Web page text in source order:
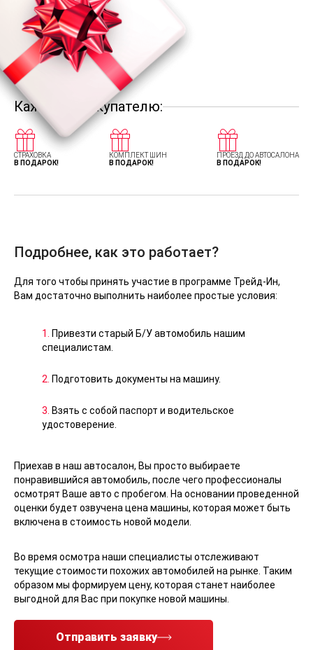
Каждому покупателю:
СТРАХОВКА
В ПОДАРОК!
КОМПЛЕКТ ШИН
В ПОДАРОК!
ПРОЕЗД ДО АВТОСАЛОНА
В ПОДАРОК!
Подробнее, как это работает?
Для того чтобы принять участие в программе Трейд-Ин,
Вам достаточно выполнить наиболее простые условия:
1.
Привезти старый Б/У автомобиль нашим
специалистам.
2. Подготовить документы на машину.
3. Взять с собой паспорт и водительское
удостоверение.
Приехав в наш автосалон, Вы просто выбираете
понравившийся автомобиль, после чего профессионалы
осмотрят Ваше авто с пробегом. На основании проведенной
оценки будет озвучена цена машины, которая может быть
включена в стоимость новой модели.
Во время осмотра наши специалисты отслеживают
текущие стоимости похожих автомобилей на рынке. Таким
образом мы формируем цену, которая станет наиболее
выгодной для Вас при покупке новой машины.
Отправить заявку